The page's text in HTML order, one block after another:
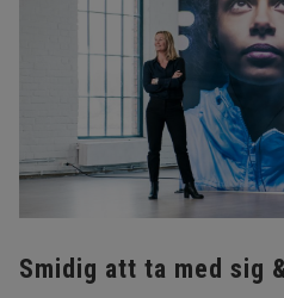
Smidig att ta med sig